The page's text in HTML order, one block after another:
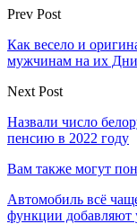
Prev Post
Как весело и
мужчинам на их
Next Post
Назвали число
пенсию в 2022 году
Вам также могут
Автомобиль всё
функции добавляют